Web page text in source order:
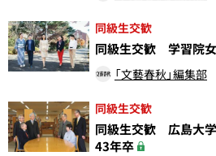
同級生交歓
同級生交歓 学習院
「文藝春秋」編集部
同級生交歓
同級生交歓 広島大
43年卒